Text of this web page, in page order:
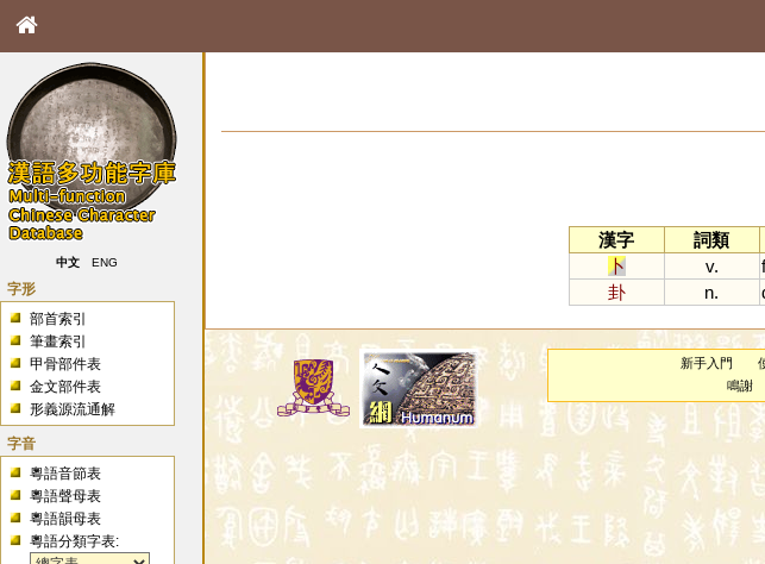
中文 ENG
字形
部首索引
筆畫索引
甲骨部件表
金文部件表
形義源流通解
字音
粵語音節表
粵語聲母表
粵語韻母表
粵語分類字表:
漢字
詞類
卜
v.
卦
n.
新手入門
鳴謝